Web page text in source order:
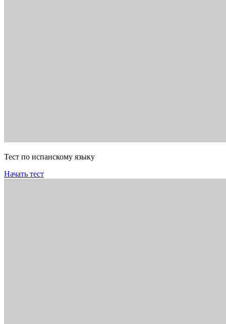
Тест по испанскому языку
Начать тест